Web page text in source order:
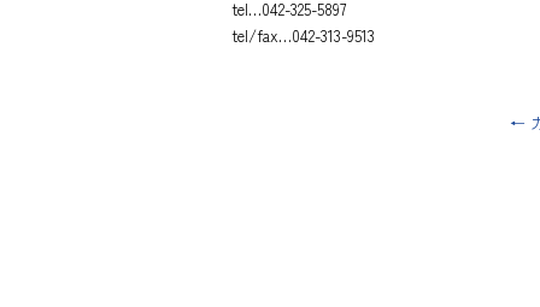
tel…042-325-5897
tel/fax…042-313-9513
←